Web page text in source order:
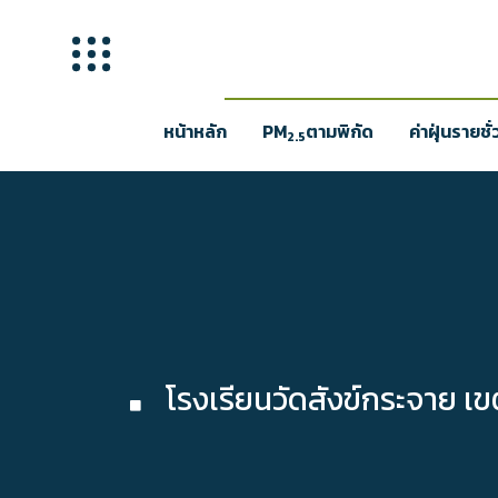
หน้าหลัก PM2.5ตามพิกัด ค่าฝุ่นรายชั่
โรงเรียนวัดสังข์กระจาย